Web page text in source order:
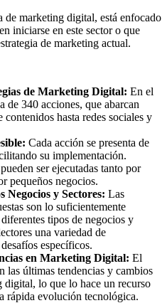
de marketing digital, está enfocado
iniciarse en este sector o que
de marketing actual.
de Marketing Digital: En el
de 340 acciones, que abarcan
hasta redes sociales y
Cada acción se presenta de
su implementación.
ser ejecutadas tanto por
pequeños negocios.
y Sectores: Las
son lo suficientemente
tipos de negocios y
una variedad de
específicos.
en Marketing Digital: El
las últimas tendencias y cambios
digital, lo que lo hace un recurso
rápida evolución tecnológica.